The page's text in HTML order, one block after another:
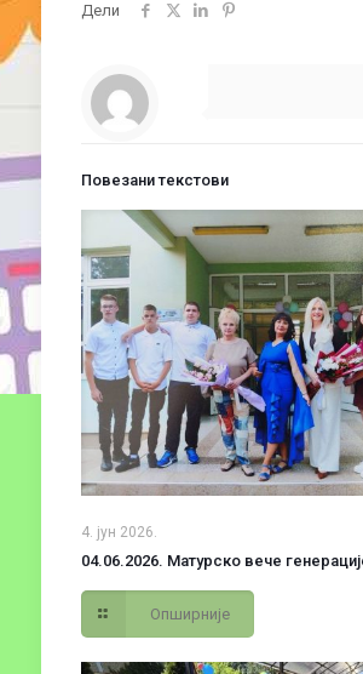
Дели
Повезани текстови
4. јун 2026.
04.06.2026. Матурско вече
Опширније